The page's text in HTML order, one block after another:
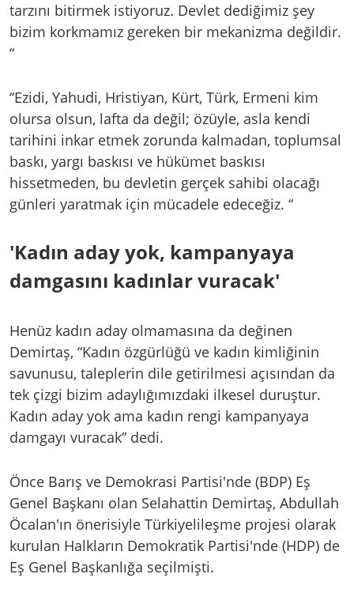
tarzını bitirmek istiyoruz. Devlet dediğimiz şey
bizim korkmamız gereken bir mekanizma değildir.
“
“Ezidi, Yahudi, Hristiyan, Kürt, Türk, Ermeni kim
olursa olsun, lafta da değil; özüyle, asla kendi
tarihini inkar etmek zorunda kalmadan, toplumsal
baskı, yargı baskısı ve hükümet baskısı
hissetmeden, bu devletin gerçek sahibi olacağı
günleri yaratmak için mücadele edeceğiz. “
'Kadın aday yok, kampanyaya
damgasını kadınlar vuracak'
Henüz kadın aday olmamasına da değinen
Demirtaş, “Kadın özgürlüğü ve kadın kimliğinin
savunusu, taleplerin dile getirilmesi açısından da
tek çizgi bizim adaylığımızdaki ilkesel duruştur.
Kadın aday yok ama kadın rengi kampanyaya
damgayı vuracak” dedi.
Önce Barış ve Demokrasi Partisi'nde (BDP) Eş
Genel Başkanı olan Selahattin Demirtaş, Abdullah
Öcalan'ın önerisiyle Türkiyelileşme projesi olarak
kurulan Halkların Demokratik Partisi'nde (HDP) de
Eş Genel Başkanlığa seçilmişti.